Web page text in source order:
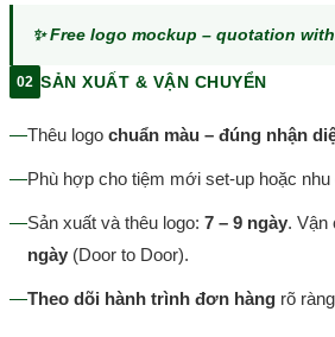
✨ Free logo mockup – quotation
02 SẢN XUẤT & VẬN CHUYỂN
—Thêu logo chuẩn màu – đúng nhận
—Phù hợp cho tiệm mới set-up hoặc nhu
—Sản xuất và thêu logo: 7 – 9 ngày. Vận
ngày (Door to Door).
—Theo dõi hành trình đơn hàng rõ